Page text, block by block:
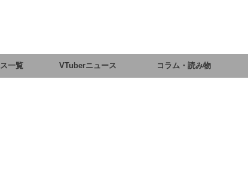
一覧 VTuberニュース コラム・読み物